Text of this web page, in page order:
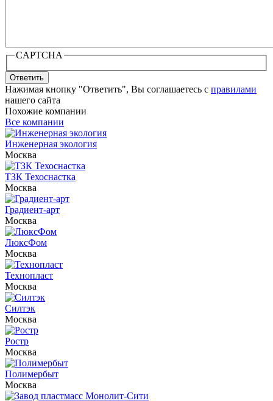
CAPTCHA
Ответить
Нажимая кнопку "Ответить", Вы соглашаетесь с правилами
нашего сайта
Похожие компании
Все компании
Инженерная экология
Москва
ТЗК Техоснастка
Москва
Градиент-арт
Москва
ЛюксФом
Москва
Технопласт
Москва
Силтэк
Москва
Ростр
Москва
Полимербыт
Москва